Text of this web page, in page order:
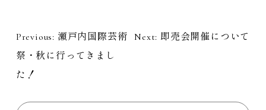
投
稿
ナ
Previous: 瀬戸内国際芸術
祭・秋に行ってきまし
た！
Next: 即売会開催について